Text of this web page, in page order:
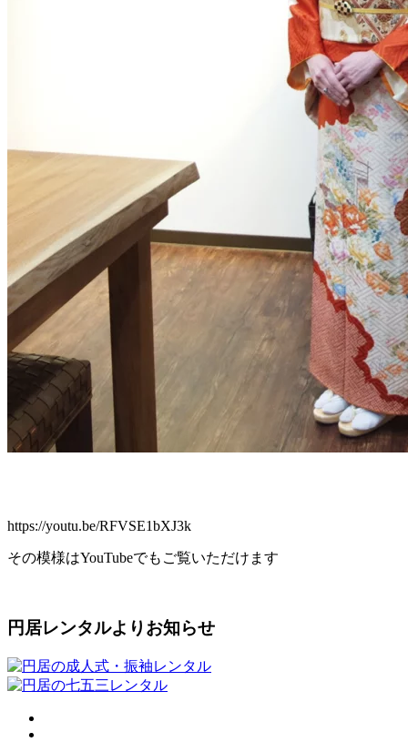
https://youtu.be/RFVSE1bXJ3k
その模様はYouTubeでもご覧いただけます
円居レンタルよりお知らせ